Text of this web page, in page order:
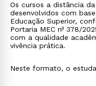
Os cursos a distância
desenvolvidos com
Educação Superior,
Portaria MEC nº 378/
com a qualidade
vivência prática.
Neste formato, o